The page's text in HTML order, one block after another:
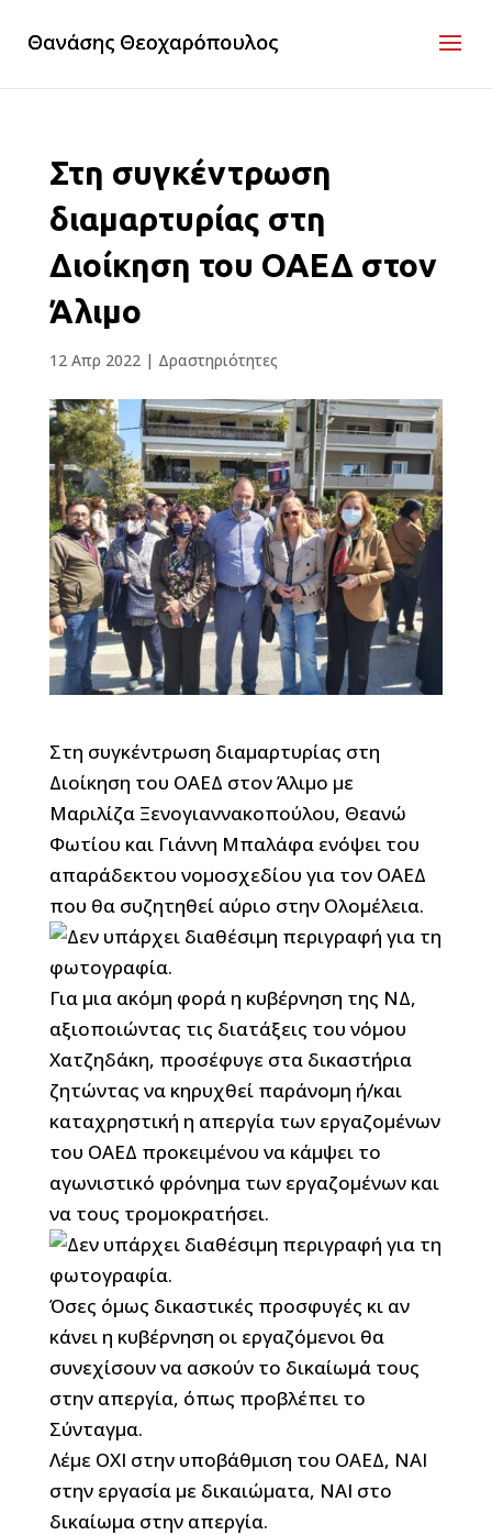
Στη συγκέντρωση
διαμαρτυρίας στη
Διοίκηση του ΟΑΕΔ στον
Άλιμο
12 Απρ 2022| Δραστηριότητες
Στη συγκέντρωση διαμαρτυρίας στη
Διοίκηση του ΟΑΕΔ στον Άλιμο με
Μαριλίζα Ξενογιαννακοπούλου, Θεανώ
Φωτίου και Γιάννη Μπαλάφα ενόψει του
απαράδεκτου νομοσχεδίου για τον ΟΑΕΔ
που θα συζητηθεί αύριο στην Ολομέλεια.
Για μια ακόμη φορά η κυβέρνηση της ΝΔ,
αξιοποιώντας τις διατάξεις του νόμου
Χατζηδάκη, προσέφυγε στα δικαστήρια
ζητώντας να κηρυχθεί παράνομη ή/και
καταχρηστική η απεργία των εργαζομένων
του ΟΑΕΔ προκειμένου να κάμψει το
αγωνιστικό φρόνημα των εργαζομένων και
να τους τρομοκρατήσει.
Όσες όμως δικαστικές προσφυγές κι αν
κάνει η κυβέρνηση οι εργαζόμενοι θα
συνεχίσουν να ασκούν το δικαίωμά τους
στην απεργία, όπως προβλέπει το
Σύνταγμα.
Λέμε ΟΧΙ στην υποβάθμιση του ΟΑΕΔ, ΝΑΙ
στην εργασία με δικαιώματα, ΝΑΙ στο
δικαίωμα στην απεργία.